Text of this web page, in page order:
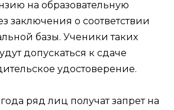
на образовательную
заключения о соответствии
базы. Ученики таких
допускаться к сдаче
удостоверение.
ряд лиц получат запрет на